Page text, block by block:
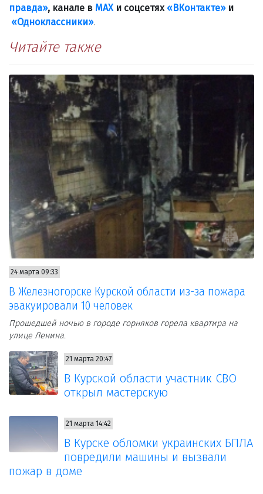
правда», канале в МАХ и соцсетях «ВКонтакте»и
«Одноклассники».
Читайте также
24 марта 09:33
В Железногорске Курской области из-за пожара
эвакуировали 10 человек
Прошедшей ночью в городе горняков горела квартира на
улице Ленина.
21 марта 20:47
В Курской области участник СВО
открыл мастерскую
21 марта 14:42
В Курске обломки украинских БПЛА
повредили машины и вызвали
пожар в доме